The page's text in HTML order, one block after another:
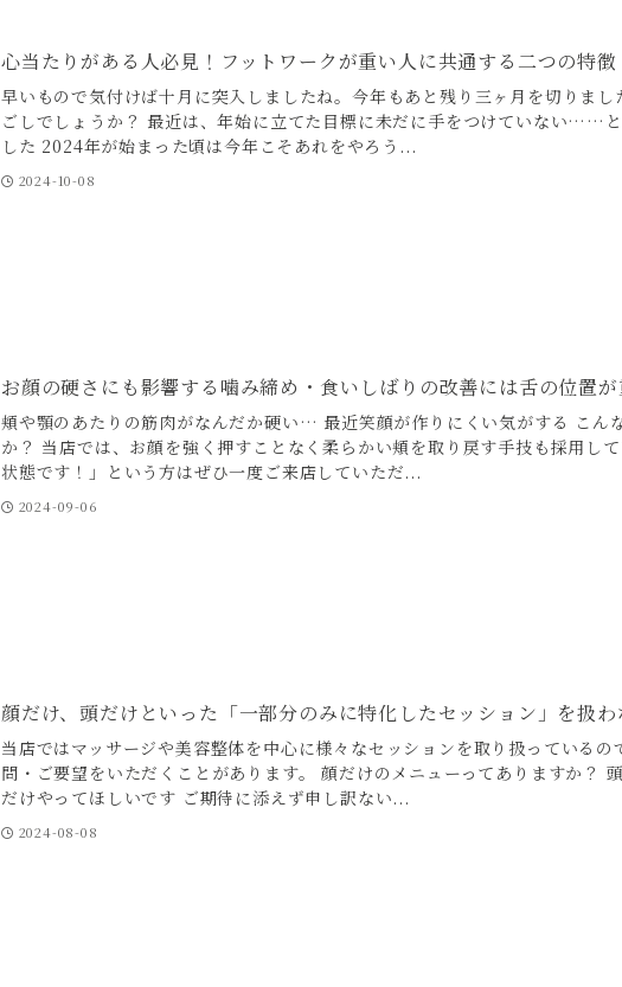
心当たりがある人必見！フットワークが重い人に共通する二つの特徴
早いもので気付けば十月に突入しましたね。今年もあと残り三ヶ月を切りま
ごしでしょうか？ 最近は、年始に立てた目標に未だに手をつけていない……
した 2024年が始まった頃は今年こそあれをやろう...
2024-10-08
お顔の硬さにも影響する噛み締め・食いしばりの改善には舌の位置が
頬や顎のあたりの筋肉がなんだか硬い… 最近笑顔が作りにくい気がする こん
か？ 当店では、お顔を強く押すことなく柔らかい頬を取り戻す手技も採用し
状態です！」という方はぜひ一度ご来店していただ...
2024-09-06
顔だけ、頭だけといった「一部分のみに特化したセッション」を扱わ
当店ではマッサージや美容整体を中心に様々なセッションを取り扱っているの
問・ご要望をいただくことがあります。 顔だけのメニューってありますか？
だけやってほしいです ご期待に添えず申し訳ない...
2024-08-08